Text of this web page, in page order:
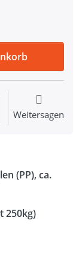
breit - 1,4mm
Weitersagen
(PP), ca.
250kg)